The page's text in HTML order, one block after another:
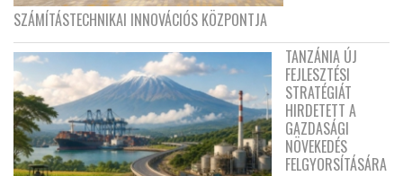
SZÁMÍTÁSTECHNIKAI INNOVÁCIÓS KÖZPONTJA
TANZÁNIA ÚJ
FEJLESZTÉSI
STRATÉGIÁT
HIRDETETT A
GAZDASÁGI
NÖVEKEDÉS
FELGYORSÍTÁSÁRA